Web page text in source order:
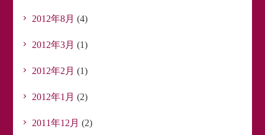
2012年8月 (4)
2012年3月 (1)
2012年2月 (1)
2012年1月 (2)
2011年12月 (2)